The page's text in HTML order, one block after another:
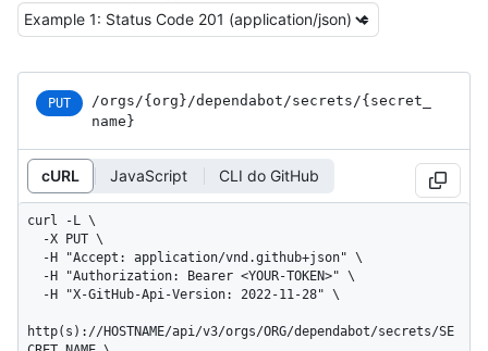
PUT /orgs /{org} /dependabot /secrets /{secret_
name}
cURL JavaScript CLI do GitHub
curl -L \
http(s)://HOSTNAME/api/v3/orgs/ORG/dependabot/secrets/SE